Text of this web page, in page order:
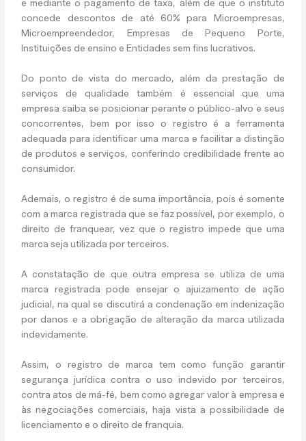
e mediante o pagamento de taxa, além de que o instituto
concede descontos de até 60% para Microempresas,
Microempreendedor, Empresas de Pequeno Porte,
Instituições de ensino e Entidades sem fins lucrativos.
Do ponto de vista do mercado, além da prestação de
serviços de qualidade também é essencial que uma
empresa saiba se posicionar perante o público-alvo e seus
concorrentes, bem por isso o registro é a ferramenta
adequada para identificar uma marca e facilitar a distinção
de produtos e serviços, conferindo credibilidade frente ao
consumidor.
Ademais, o registro é de suma importância, pois é somente
com a marca registrada que se faz possível, por exemplo, o
direito de franquear, vez que o registro impede que uma
marca seja utilizada por terceiros.
A constatação de que outra empresa se utiliza de uma
marca registrada pode ensejar o ajuizamento de ação
judicial, na qual se discutirá a condenação em indenização
por danos e a obrigação de alteração da marca utilizada
indevidamente.
Assim, o registro de marca tem como função garantir
segurança jurídica contra o uso indevido por terceiros,
contra atos de má-fé, bem como agregar valor à empresa e
às negociações comerciais, haja vista a possibilidade de
licenciamento e o direito de franquia.